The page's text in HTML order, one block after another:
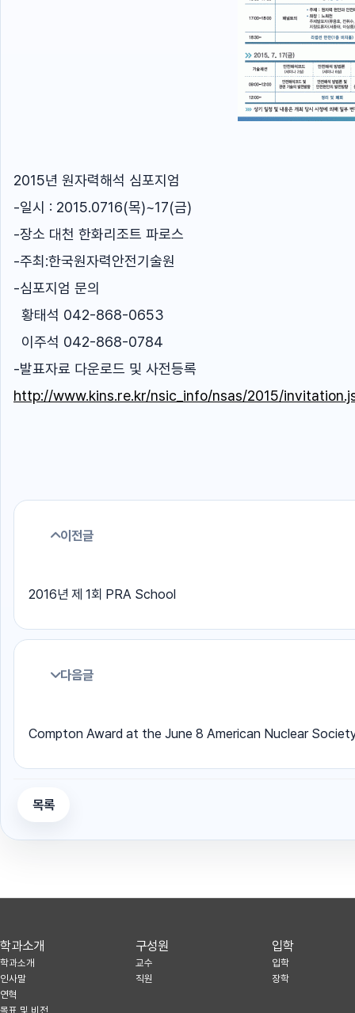
2015년 원자력해석 심포지엄
-일시 : 2015.0716(목)~17(금)
-장소 대천 한화리조트 파로스
-주최:한국원자력안전기술원
-심포지엄 문의
황태석 042-868-0653
이주석 042-868-0784
-발표자료 다운로드 및 사전등록
http://www.kins.re.kr/nsic_info/nsas/2015/
이전글
2016년 제 1회 PRA School
다음글
Compton Award at the June 8 American Nuclear
목록
학과소개
학과소개
인사말
연혁
목표 및 비전
구성원
교수
직원
입학
입학
장학